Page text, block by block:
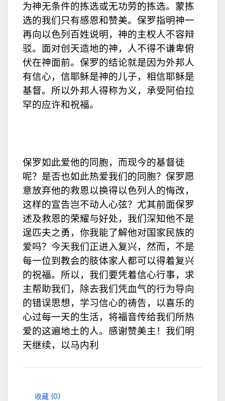
为神无条件的拣选或无功劳的拣选。蒙拣
选的我们只有感恩和赞美。保罗指明神一
再向以色列百姓说明，神的主权人不容辩
驳。面对创天造地的神，人不得不谦卑俯
伏在神面前。保罗的结论就是因为外邦人
有信心，信耶稣是神的儿子，相信耶稣是
基督。所以外邦人得称为义，承受阿伯拉
罕的应许和祝福。
保罗如此爱他的同胞，而现今的基督徒
呢？是否也如此热爱我们的同胞？保罗愿
意放弃他的救恩以换得以色列人的悔改，
这样的宣告岂不动人心弦？尤其前面保罗
述及救恩的荣耀与好处，我们深知他不是
逞匹夫之勇，你我能了解他对国家民族的
爱吗？今天我们正进入复兴，然而，不是
每一位到教会的肢体家人都可以得着复兴
的祝福。所以，我们要凭着信心行事，求
主帮助我们，除去我们凭血气的行为导向
的错误思想，学习信心的祷告，以喜乐的
心过每一天的生活，将福音传给我们所热
爱的这遍地土的人。感谢赞美主！我们明
天继续，以马内利
收藏 (0)